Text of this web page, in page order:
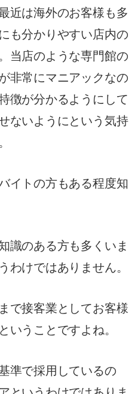
近は海外のお客様も多
も分かりやすい店内の
当店のような専門館の
非常にマニアックなの
徴が分かるようにして
ないようにという気持
イトの方もある程度知
識のある方も多くいま
わけではありません。
で接客業としてお客様
いうことですよね。
準で採用しているの